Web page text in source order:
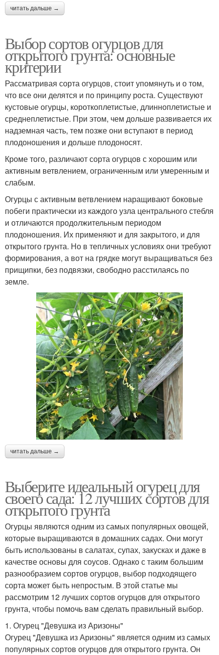
читать дальше →
Выбор сортов огурцов для
открытого грунта: основные
критерии
Рассматривая сорта огурцов, стоит упомянуть и о том,
что все они делятся и по принципу роста. Существуют
кустовые огурцы, короткоплетистые, длинноплетистые и
среднеплетистые. При этом, чем дольше развивается их
надземная часть, тем позже они вступают в период
плодоношения и дольше плодоносят.
Кроме того, различают сорта огурцов с хорошим или
активным ветвлением, ограниченным или умеренным и
слабым.
Огурцы с активным ветвлением наращивают боковые
побеги практически из каждого узла центрального стебля
и отличаются продолжительным периодом
плодоношения. Их применяют и для закрытого, и для
открытого грунта. Но в тепличных условиях они требуют
формирования, а вот на грядке могут выращиваться без
прищипки, без подвязки, свободно расстилаясь по
земле.
читать дальше →
Выберите идеальный огурец для
своего сада: 12 лучших сортов для
открытого грунта
Огурцы являются одним из самых популярных овощей,
которые выращиваются в домашних садах. Они могут
быть использованы в салатах, супах, закусках и даже в
качестве основы для соусов. Однако с таким большим
разнообразием сортов огурцов, выбор подходящего
сорта может быть непростым. В этой статье мы
рассмотрим 12 лучших сортов огурцов для открытого
грунта, чтобы помочь вам сделать правильный выбор.
1. Огурец "Девушка из Аризоны"
Огурец "Девушка из Аризоны" является одним из самых
популярных сортов огурцов для открытого грунта. Он